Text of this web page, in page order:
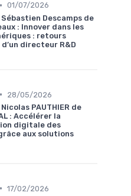
• 01/07/2026
Descamps de
: Innover dans les
: retours
d’un directeur R&D
•
28/05/2026
PAUTHIER de
: Accélérer la
digitale des
aux solutions
• 17/02/2026